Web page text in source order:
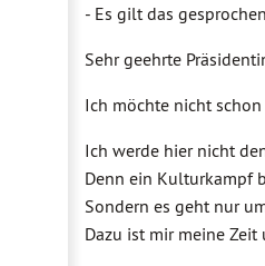
- Es gilt das
Sehr geehrte
Ich möchte nicht
Ich werde hier nicht
Denn ein Kulturkampf
Sondern es geht nur
Dazu ist mir meine